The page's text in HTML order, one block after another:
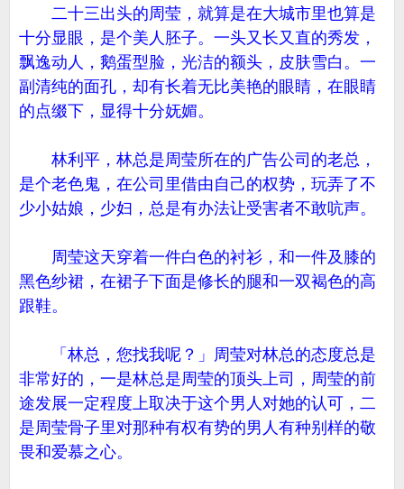
二十三出头的周莹，就算是在大城市里也算是
十分显眼，是个美人胚子。一头又长又直的秀发，
飘逸动人，鹅蛋型脸，光洁的额头，皮肤雪白。一
副清纯的面孔，却有长着无比美艳的眼睛，在眼睛
的点缀下，显得十分妩媚。
林利平，林总是周莹所在的广告公司的老总，
是个老色鬼，在公司里借由自己的权势，玩弄了不
少小姑娘，少妇，总是有办法让受害者不敢吭声。
周莹这天穿着一件白色的衬衫，和一件及膝的
黑色纱裙，在裙子下面是修长的腿和一双褐色的高
跟鞋。
「林总，您找我呢？」周莹对林总的态度总是
非常好的，一是林总是周莹的顶头上司，周莹的前
途发展一定程度上取决于这个男人对她的认可，二
是周莹骨子里对那种有权有势的男人有种别样的敬
畏和爱慕之心。